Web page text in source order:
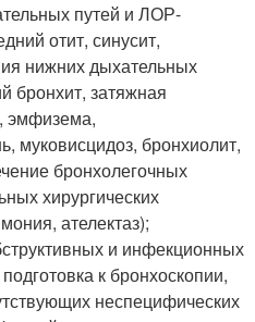
путей и ЛОР-
отит, синусит,
нижних дыхательных
бронхит, затяжная
эмфизема,
муковисцидоз, бронхиолит,
бронхолегочных
хирургических
ателектаз);
и инфекционных
к бронхоскопии,
неспецифических